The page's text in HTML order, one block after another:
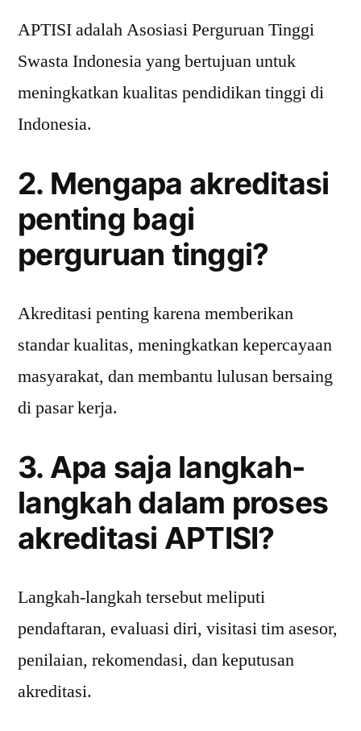
APTISI adalah Asosiasi Perguruan Tinggi
Swasta Indonesia yang bertujuan untuk
meningkatkan kualitas pendidikan tinggi di
Indonesia.
2. Mengapa akreditasi
penting bagi
perguruan tinggi?
Akreditasi penting karena memberikan
standar kualitas, meningkatkan kepercayaan
masyarakat, dan membantu lulusan bersaing
di pasar kerja.
3. Apa saja langkah-
langkah dalam proses
akreditasi APTISI?
Langkah-langkah tersebut meliputi
pendaftaran, evaluasi diri, visitasi tim asesor,
penilaian, rekomendasi, dan keputusan
akreditasi.